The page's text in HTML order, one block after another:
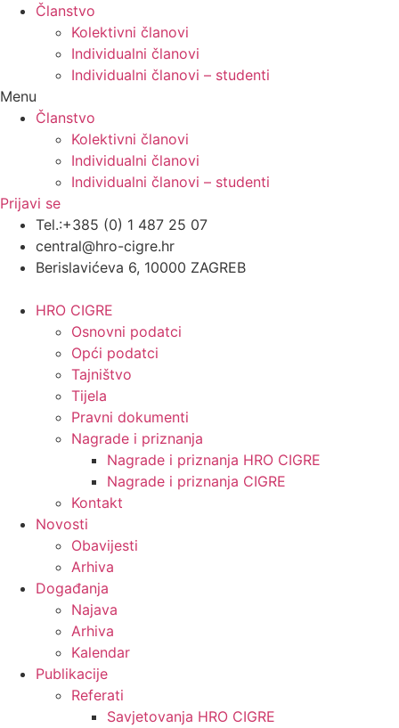
Članstvo
Kolektivni članovi
Individualni članovi
Individualni članovi – studenti
Menu
Članstvo
Kolektivni članovi
Individualni članovi
Individualni članovi – studenti
Prijavi se
Tel.:+385 (0) 1 487 25 07
central@hro-cigre.hr
Berislavićeva 6, 10000 ZAGREB
HRO CIGRE
Osnovni podatci​
Opći podatci
Tajništvo
Tijela
Pravni dokumenti
Nagrade i priznanja
Nagrade i priznanja HRO CIGRE
Nagrade i priznanja CIGRE
Kontakt
Novosti
Obavijesti
Arhiva
Događanja
Najava
Arhiva
Kalendar
Publikacije
Referati
Savjetovanja HRO CIGRE